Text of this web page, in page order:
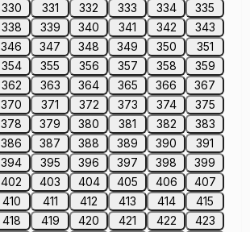
330 331 332 333 334
335
338 339 340 341 342
343
346 347 348 349 350
351
354 355 356 357 358
359
362 363 364 365 366
367
370 371 372 373 374
375
378 379 380 381 382
383
386 387 388 389 390
391
394 395 396 397 398
399
402 403 404 405 406
407
410 411 412 413 414
415
418 419 420 421 422 423